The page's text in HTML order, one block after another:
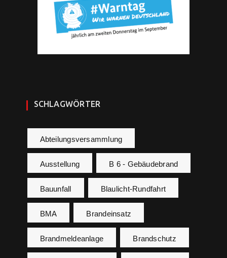
SCHLAGWÖRTER
Abteilungsversammlung
Ausstellung B 6 - Gebäudebrand
Bauunfall Blaulicht-Rundfahrt
BMA Brandeinsatz
Brandmeldeanlage Brandschutz